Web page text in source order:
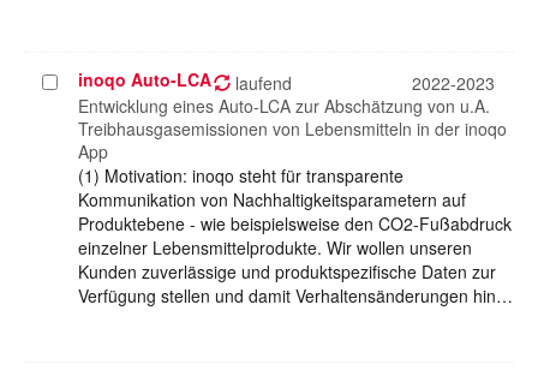
Projekt
auswählen
inoqo Auto-LCA laufend
2022-2023
Entwicklung eines Auto-LCA zur Abschätzung von u.A.
Treibhausgasemissionen von Lebensmitteln in der inoqo
App
(1) Motivation: inoqo steht für transparente
Kommunikation von Nachhaltigkeitsparametern auf
Produktebene - wie beispielsweise den CO2-Fußabdruck
einzelner Lebensmittelprodukte. Wir wollen unseren
Kunden zuverlässige und produktspezifische Daten zur
Verfügung stellen und damit Verhaltensänderungen hin…